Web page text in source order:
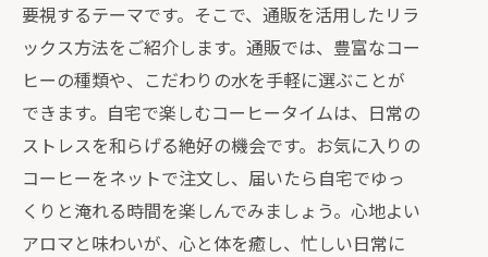
要視するテーマです。そこで、通販を活用したリラ
ックス方法をご紹介します。通販では、豊富なコー
ヒーの種類や、こだわりの水を手軽に選ぶことが
できます。自宅で楽しむコーヒータイムは、日常の
ストレスを和らげる絶好の機会です。お気に入りの
コーヒーをネットで注文し、届いたら自宅でゆっ
くりと淹れる時間を楽しんでみましょう。心地よい
アロマと味わいが、心と体を癒し、忙しい日常に